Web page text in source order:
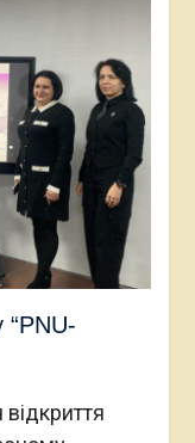
“PNU-
відкриття